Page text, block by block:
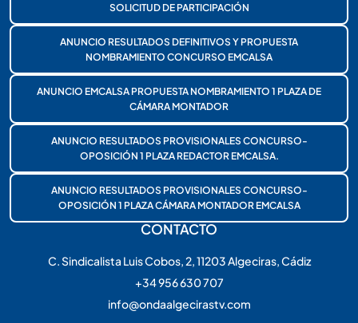
SOLICITUD DE PARTICIPACIÓN
ANUNCIO RESULTADOS DEFINITIVOS Y PROPUESTA
NOMBRAMIENTO CONCURSO EMCALSA
ANUNCIO EMCALSA PROPUESTA NOMBRAMIENTO 1 PLAZA DE
CÁMARA MONTADOR
ANUNCIO RESULTADOS PROVISIONALES CONCURSO-
OPOSICIÓN 1 PLAZA REDACTOR EMCALSA.
ANUNCIO RESULTADOS PROVISIONALES CONCURSO-
OPOSICIÓN 1 PLAZA CÁMARA MONTADOR EMCALSA
CONTACTO
C. Sindicalista Luis Cobos, 2, 11203 Algeciras, Cádiz
+34 956 630 707
info@ondaalgecirastv.com